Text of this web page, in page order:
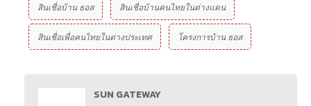
สินเชื่อบ้าน ธอส สินเชื่อบ้านคนไทยในต่างแดน
สินเชื่อเพื่อคนไทยในต่างประเทศ โครงการบ้าน ธอส
SUN GATEWAY